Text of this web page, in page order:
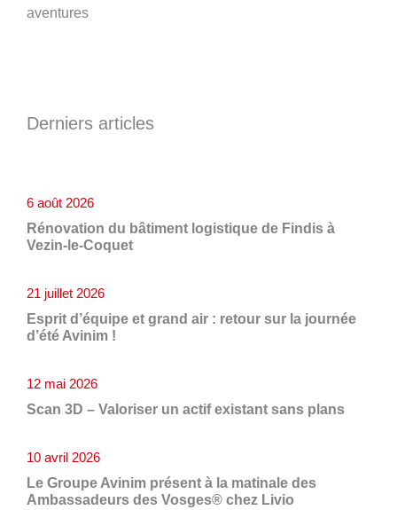
aventures
Derniers articles
Rénovation du bâtiment logistique de Findis à
Vezin-le-Coquet
6 août 2026
Esprit d’équipe et grand air : retour sur la journée
d’été Avinim !
21 juillet 2026
Scan 3D – Valoriser un actif existant sans plans
12 mai 2026
Le Groupe Avinim présent à la matinale des
Ambassadeurs des Vosges® chez Livio
10 avril 2026